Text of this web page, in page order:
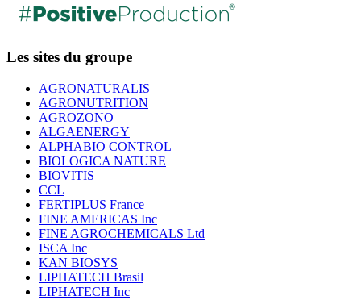
Les sites du groupe
AGRONATURALIS
AGRONUTRITION
AGROZONO
ALGAENERGY
ALPHABIO CONTROL
BIOLOGICA NATURE
BIOVITIS
CCL
FERTIPLUS France
FINE AMERICAS Inc
FINE AGROCHEMICALS Ltd
ISCA Inc
KAN BIOSYS
LIPHATECH Brasil
LIPHATECH Inc